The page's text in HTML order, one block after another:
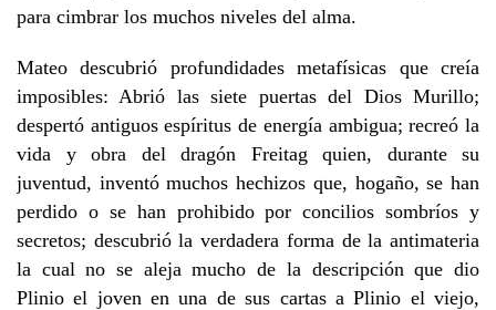
para cimbrar los muchos niveles del alma.
Mateo descubrió profundidades metafísicas que creía
imposibles: Abrió las siete puertas del Dios Murillo;
despertó antiguos espíritus de energía ambigua; recreó la
vida y obra del dragón Freitag quien, durante su
juventud, inventó muchos hechizos que, hogaño, se han
perdido o se han prohibido por concilios sombríos y
secretos; descubrió la verdadera forma de la antimateria
la cual no se aleja mucho de la descripción que dio
Plinio el joven en una de sus cartas a Plinio el viejo,